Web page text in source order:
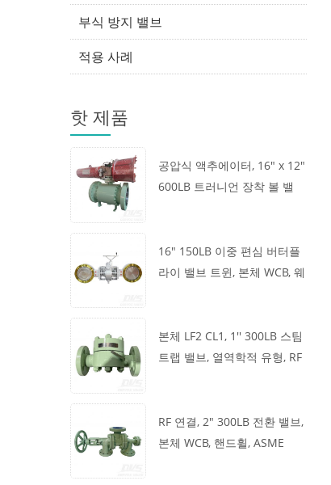
부식 방지 밸브
적용 사례
핫 제품
공압식 액추에이터, 16" x 12"
600LB 트러니언 장착 볼 밸
16" 150LB 이중 편심 버터플
라이 밸브 트윈, 본체 WCB, 웨
본체 LF2 CL1, 1'' 300LB 스팀
트랩 밸브, 열역학적 유형, RF
RF 연결, 2" 300LB 전환 밸브,
본체 WCB, 핸드휠, ASME